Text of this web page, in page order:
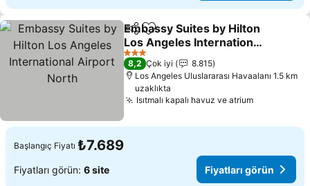
PaylaşFavorilerime ekle
Embassy Suites by Hilton
Los Angeles International
Airport North
Fiyatları görün
3 Yıldız
8,2 Çok iyi
8.815
Los Angeles Uluslararası Havaalanı 1.5 km
uzaklıkta
Isıtmalı kapalı havuz ve atriumFiyatları
Başlangıç Fiyatı ₺7.689
Fiyatları görün: 6 site Fiyatları görün